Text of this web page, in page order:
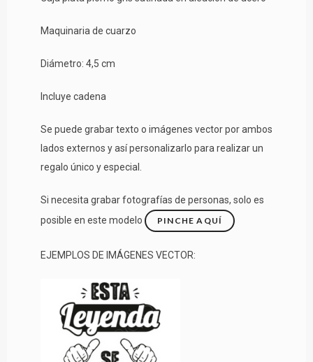
Maquinaria de cuarzo
Diámetro: 4,5 cm
Incluye cadena
Se puede grabar texto o imágenes vector por ambos
lados externos y así personalizarlo para realizar un
regalo único y especial.
Si necesita grabar fotografías de personas, solo es
posible en este modelo
PINCHE AQUÍ
EJEMPLOS DE IMÁGENES VECTOR: